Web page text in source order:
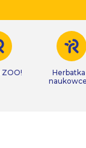
ZOO!